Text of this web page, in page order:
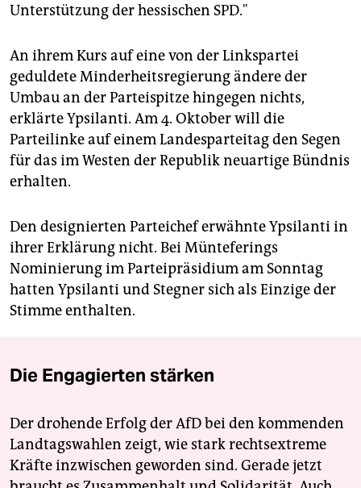
Unterstützung der hessischen SPD."
An ihrem Kurs auf eine von der Linkspartei
geduldete Minderheitsregierung ändere der
Umbau an der Parteispitze hingegen nichts,
erklärte Ypsilanti. Am 4. Oktober will die
Parteilinke auf einem Landesparteitag den Segen
für das im Westen der Republik neuartige Bündnis
erhalten.
Den designierten Parteichef erwähnte Ypsilanti in
ihrer Erklärung nicht. Bei Münteferings
Nominierung im Parteipräsidium am Sonntag
hatten Ypsilanti und Stegner sich als Einzige der
Stimme enthalten.
Die Engagierten stärken
Der drohende Erfolg der AfD bei den kommenden
Landtagswahlen zeigt, wie stark rechtsextreme
Kräfte inzwischen geworden sind. Gerade jetzt